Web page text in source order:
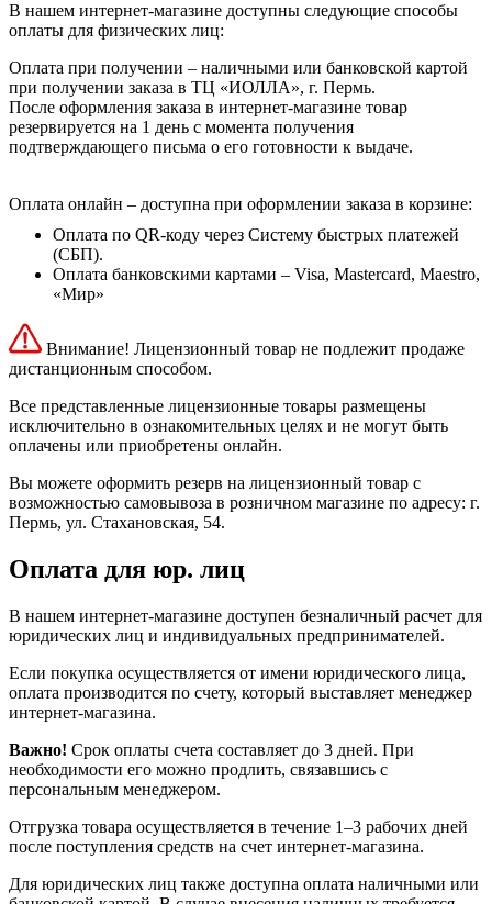
В нашем интернет-магазине доступны следующие способы
оплаты для физических лиц:
Оплата при получении – наличными или банковской картой
при получении заказа в ТЦ «ИОЛЛА», г. Пермь.
После оформления заказа в интернет-магазине товар
резервируется на 1 день с момента получения
подтверждающего письма о его готовности к выдаче.
Оплата онлайн – доступна при оформлении заказа в корзине:
Оплата по QR-коду через Систему быстрых платежей
(СБП).
Оплата банковскими картами – Visa, Mastercard, Maestro,
«Мир»
Внимание! Лицензионный товар не подлежит продаже
дистанционным способом.
Все представленные лицензионные товары размещены
исключительно в ознакомительных целях и не могут быть
оплачены или приобретены онлайн.
Вы можете оформить резерв на лицензионный товар с
возможностью самовывоза в розничном магазине по адресу: г.
Пермь, ул. Стахановская, 54.
Оплата для юр. лиц
В нашем интернет-магазине доступен безналичный расчет для
юридических лиц и индивидуальных предпринимателей.
Если покупка осуществляется от имени юридического лица,
оплата производится по счету, который выставляет менеджер
интернет-магазина.
Важно! Срок оплаты счета составляет до 3 дней. При
необходимости его можно продлить, связавшись с
персональным менеджером.
Отгрузка товара осуществляется в течение 1–3 рабочих дней
после поступления средств на счет интернет-магазина.
Для юридических лиц также доступна оплата наличными или